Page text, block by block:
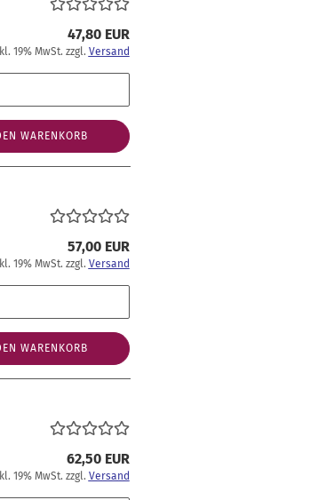
47,80 EUR
19% MwSt. zzgl. Versand
WARENKORB
57,00 EUR
19% MwSt. zzgl. Versand
WARENKORB
62,50 EUR
19% MwSt. zzgl. Versand